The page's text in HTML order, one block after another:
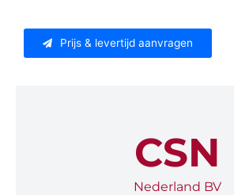
Prijs & levertijd aanvragen
CSN
Nederland BV